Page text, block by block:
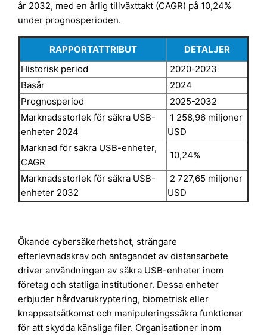
år 2032, med en årlig tillväxttakt (CAGR) på 10,24%
under prognosperioden.
RAPPORTATTRIBUT
DETALJER
Historisk period
2020-2023
Basår
2024
Prognosperiod
2025-2032
Marknadsstorlek för säkra USB-
enheter 2024
1 258,96 miljoner
USD
Marknad för säkra USB-enheter,
CAGR
10,24%
Marknadsstorlek för säkra USB-
enheter 2032
2 727,65 miljoner
USD
Ökande cybersäkerhetshot, strängare
efterlevnadskrav och antagandet av distansarbete
driver användningen av säkra USB-enheter inom
företag och statliga institutioner. Dessa enheter
erbjuder hårdvarukryptering, biometrisk eller
knappsatsåtkomst och manipuleringssäkra funktioner
för att skydda känsliga filer. Organisationer inom